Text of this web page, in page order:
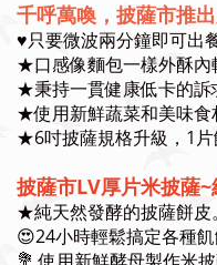
千呼萬喚，披薩市推
♥️只要微波兩分鐘即可出
★口感像麵包一樣外酥內
★秉持一貫健康低卡的訴
★使用新鮮蔬菜和美味食
★6吋披薩規格升級，1片
披薩市LV厚片米披薩
★純天然發酵的披薩餅皮。
😍24小時輕鬆搞定各種飢